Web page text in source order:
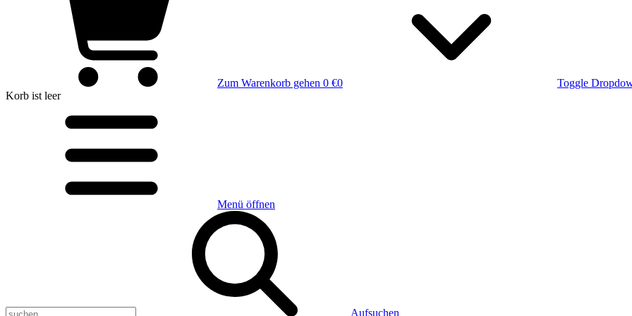
Zum Warenkorb gehen 0 €0
Toggle
Korb ist leer
Menü öffnen
Aufsuchen